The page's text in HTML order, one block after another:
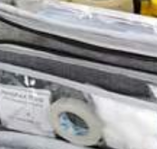
produit